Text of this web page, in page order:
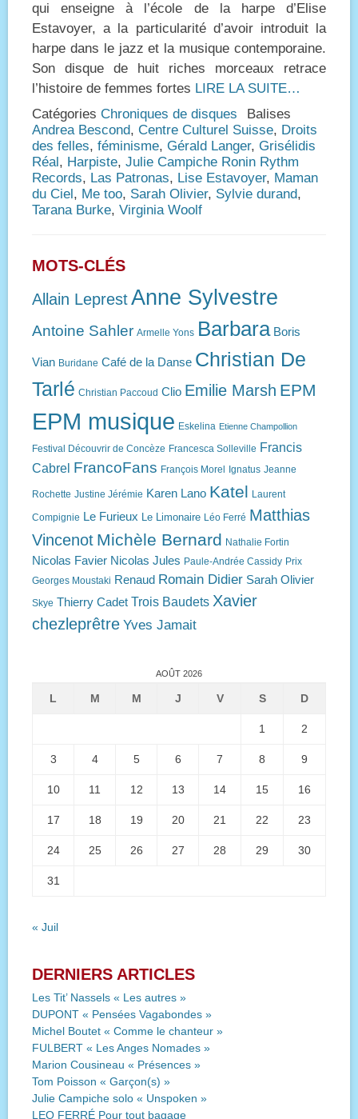
qui enseigne à l’école de la harpe d’Elise
Estavoyer, a la particularité d’avoir introduit la
harpe dans le jazz et la musique contemporaine.
Son disque de huit riches morceaux retrace
l’histoire de femmes fortes LIRE LA SUITE…
Catégories Chroniques de disques
Balises
Andrea Bescond, Centre Culturel Suisse, Droits
des felles, féminisme, Gérald Langer, Grisélidis
Réal , Harpiste, Julie Campiche Ronin Rythm
Records, Las Patronas, Lise Estavoyer, Maman
du Ciel , Me too, Sarah Olivier, Sylvie durand,
Tarana Burke, Virginia Woolf
MOTS-CLÉS
Allain LeprestAnne Sylvestre
Antoine Sahler Armelle Yons Barbara Boris
Vian Buridane Café de la Danse Christian De
Tarlé Christian Paccoud Clio Emilie Marsh EPM
EPM musique Eskelina Etienne Champollion
Festival Découvrir de Concèze Francesca Solleville Francis
Cabrel FrancoFans François Morel Ignatus Jeanne
Rochette Justine Jérémie Karen Lano Katel Laurent
Compignie Le Furieux Le Limonaire Léo Ferré Matthias
Vincenot Michèle Bernard Nathalie Fortin
Nicolas Favier Nicolas Jules Paule-Andrée Cassidy Prix
Georges Moustaki Renaud Romain Didier Sarah Olivier
Skye Thierry Cadet Trois Baudets Xavier
chezleprêtre Yves Jamait
AOÛT 2026
L M M J V S D
1 2
3 4 5 6 7 8 9
10 11 12 13 14 15 16
17 18 19 20 21 22 23
24 25 26 27 28 29 30
31
« Juil
DERNIERS ARTICLES
Les Tit’ Nassels « Les autres »
DUPONT « Pensées Vagabondes »
Michel Boutet « Comme le chanteur »
FULBERT « Les Anges Nomades »
Marion Cousineau « Présences »
Tom Poisson « Garçon(s) »
Julie Campiche solo « Unspoken »
LEO FERRÉ Pour tout bagage